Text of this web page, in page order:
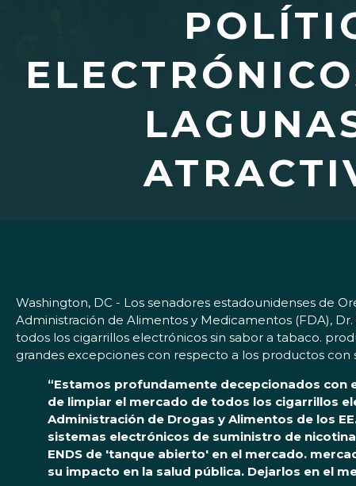
Washington, DC - Los senadores estadounidenses de
Administración de Alimentos y Medicamentos (FDA),
todos los cigarrillos electrónicos sin sabor a tabaco.
grandes excepciones con respecto a los productos
“Estamos profundamente decepcionados con
de limpiar el mercado de todos los cigarrillos
Administración de Drogas y Alimentos de los
sistemas electrónicos de suministro de
ENDS de 'tanque abierto' en el mercado.
su impacto en la salud pública. Dejarlos en el